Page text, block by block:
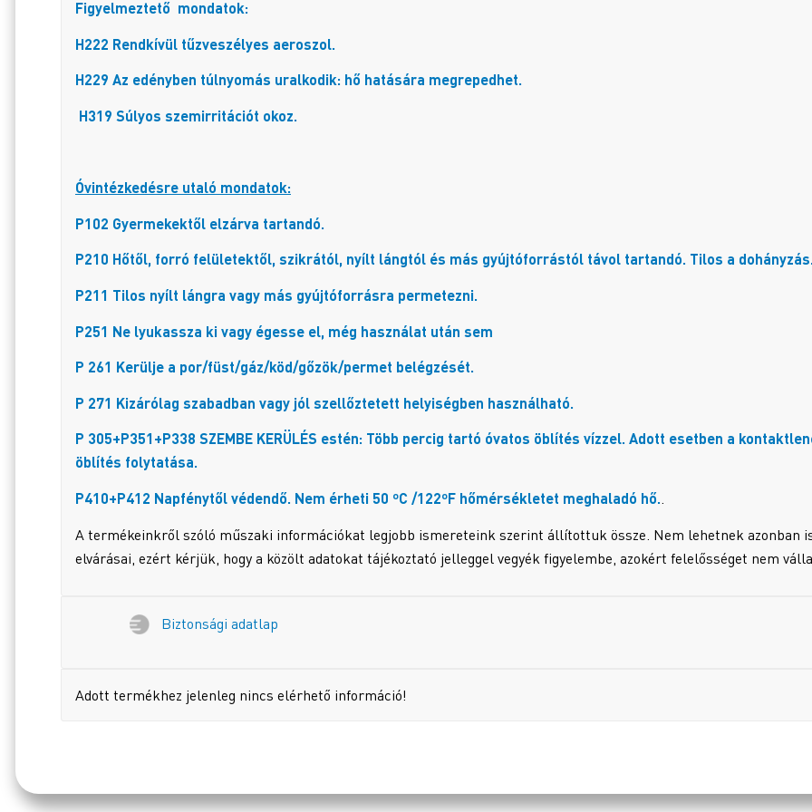
Figyelmeztető mondatok:
H222 Rendkívül tűzveszélyes aeroszol.
H229 Az edényben túlnyomás uralkodik: hő hatására megrepedhet.
H319 Súlyos szemirritációt okoz.
Óvintézkedésre utaló mondatok:
P102 Gyermekektől elzárva tartandó.
P210 Hőtől, forró felületektől, szikrától, nyílt lángtól és más gyújtóforrástól távol tartandó. Tilos a
P211 Tilos nyílt lángra vagy más gyújtóforrásra permetezni.
P251 Ne lyukassza ki vagy égesse el, még használat után sem
P 261 Kerülje a por/füst/gáz/köd/gőzök/permet belégzését.
P 271 Kizárólag szabadban vagy jól szellőztetett helyiségben használható.
P 305+P351+P338 SZEMBE KERÜLÉS estén: Több percig tartó óvatos öblítés vízzel. Adott esetben a
öblítés folytatása.
P410+P412 Napfénytől védendő. Nem érheti 50 ºC /122ºF hőmérsékletet meghaladó hő.
A termékeinkről szóló műszaki információkat legjobb ismereteink szerint állítottuk össze. Nem lehetnek azonban
elvárásai, ezért kérjük, hogy a közölt adatokat tájékoztató jelleggel vegyék figyelembe, azokért felelősséget nem
Biztonsági adatlap
Adott termékhez jelenleg nincs elérhető információ!